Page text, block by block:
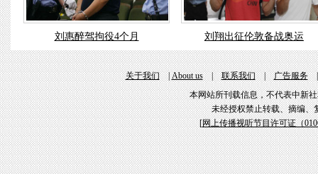
刘惠醉驾拘役4个月 刘翔出征伦敦备战奥运
关于我们|About us|联系我们|广告服务
本网站所刊载信息，不代表中新
未经授权禁止转载、摘编、
[网上传播视听节目许可证（